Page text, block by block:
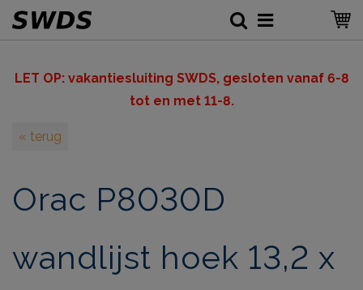
LET OP: vakantiesluiting SWDS, gesloten vanaf 6-8
tot en met 11-8.
« terug
Orac P8030D
wandlijst hoek 13,2 x